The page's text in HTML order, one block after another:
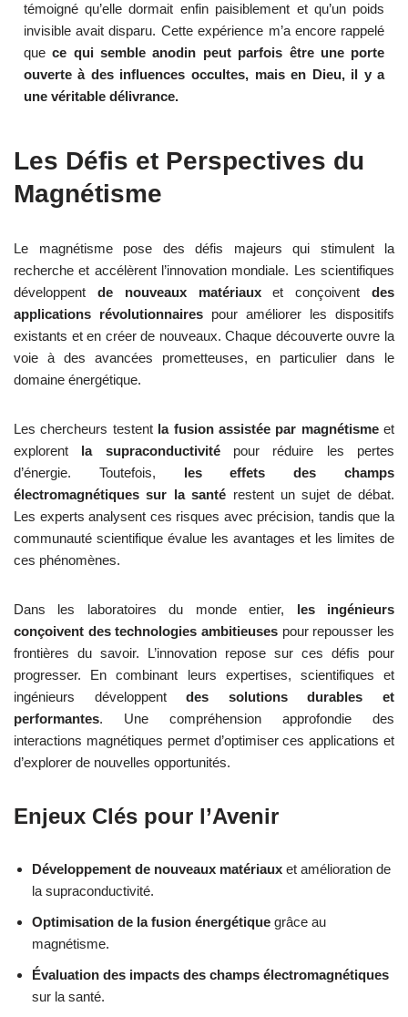
témoigné qu’elle dormait enfin paisiblement et qu’un poids
invisible avait disparu. Cette expérience m’a encore rappelé
quece qui semble anodin peut parfois être une porte
ouverte à des influences occultes, mais en Dieu, il y a
une véritable délivrance.
Les Défis et Perspectives du
Magnétisme
Le magnétisme pose des défis majeurs qui stimulent la
recherche et accélèrent l’innovation mondiale. Les scientifiques
développent de nouveaux matériauxet conçoiventdes
applications révolutionnaires pour améliorer les dispositifs
existants et en créer de nouveaux. Chaque découverte ouvre la
voie à des avancées prometteuses, en particulier dans le
domaine énergétique.
Les chercheurs testent la fusion assistée par magnétismeet
explorent la supraconductivitépour réduire les pertes
d’énergie. Toutefois, les effets des champs
électromagnétiques sur la santé restent un sujet de débat.
Les experts analysent ces risques avec précision, tandis que la
communauté scientifique évalue les avantages et les limites de
ces phénomènes.
Dans les laboratoires du monde entier, les ingénieurs
conçoivent des technologies ambitieuses pour repousser les
frontières du savoir. L’innovation repose sur ces défis pour
progresser. En combinant leurs expertises, scientifiques et
ingénieurs développentdes solutions durables et
performantes. Une compréhension approfondie des
interactions magnétiques permet d’optimiser ces applications et
d’explorer de nouvelles opportunités.
Enjeux Clés pour l’Avenir
Développement de nouveaux matériaux et amélioration de
la supraconductivité.
Optimisation de la fusion énergétique grâce au
magnétisme.
Évaluation des impacts des champs électromagnétiques
sur la santé.